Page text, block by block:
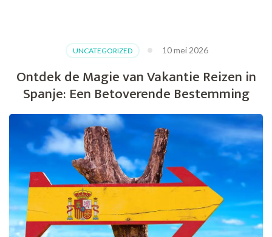
Boek:
de
Magie
Literatuur
UNCATEGORIZED 10 mei 2026
Ontdek de Magie van Vakantie Reizen in
Spanje: Een Betoverende Bestemming